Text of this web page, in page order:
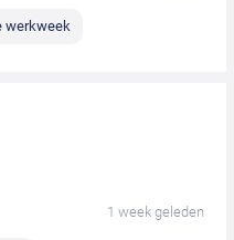
werkweek
1 week geleden